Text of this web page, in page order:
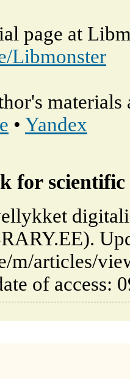
page at
Libmonster
materials
• Yandex
for
m/articles/
of access: